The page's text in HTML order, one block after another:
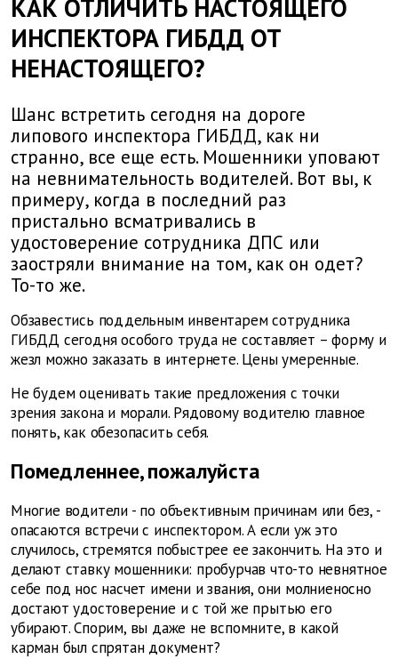
КАК ОТЛИЧИТЬ НАСТОЯЩЕГО
ИНСПЕКТОРА ГИБДД ОТ
НЕНАСТОЯЩЕГО?
Шанс встретить сегодня на дороге
липового инспектора ГИБДД, как ни
странно, все еще есть. Мошенники уповают
на невнимательность водителей. Вот вы, к
примеру, когда в последний раз
пристально всматривались в
удостоверение сотрудника ДПС или
заостряли внимание на том, как он одет?
То-то же.
Обзавестись поддельным инвентарем сотрудника
ГИБДД сегодня особого труда не составляет – форму и
жезл можно заказать в интернете. Цены умеренные.
Не будем оценивать такие предложения с точки
зрения закона и морали. Рядовому водителю главное
понять, как обезопасить себя.
Помедленнее, пожалуйста
Многие водители - по объективным причинам или без, -
опасаются встречи с инспектором. А если уж это
случилось, стремятся побыстрее ее закончить. На это и
делают ставку мошенники: пробурчав что-то невнятное
себе под нос насчет имени и звания, они молниеносно
достают удостоверение и с той же прытью его
убирают. Спорим, вы даже не вспомните, в какой
карман был спрятан документ?